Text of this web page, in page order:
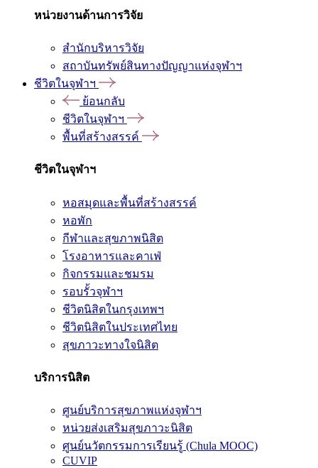
หน่วยงานด้านการวิจัย
สำนักบริหารวิจัย
สถาบันทรัพย์สินทางปัญญาแห่งจุฬาฯ
ชีวิตในจุฬาฯ
ย้อนกลับ
ชีวิตในจุฬาฯ
พื้นที่สร้างสรรค์
ชีวิตในจุฬาฯ
หอสมุดและพื้นที่สร้างสรรค์
หอพัก
กีฬาและสุขภาพนิสิต
โรงอาหารและคาเฟ่
กิจกรรมและชมรม
รอบรั้วจุฬาฯ
ชีวิตนิสิตในกรุงเทพฯ
ชีวิตนิสิตในประเทศไทย
สุขภาวะทางใจนิสิต
บริการนิสิต
ศูนย์บริการสุขภาพแห่งจุฬาฯ
หน่วยส่งเสริมสุขภาวะนิสิต
ศูนย์นวัตกรรมการเรียนรู้ (Chula MOOC)
CUVIP